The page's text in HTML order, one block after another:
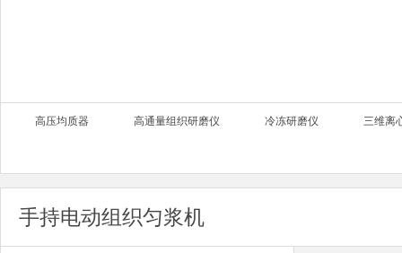
高压均质器 高通量组织研磨仪 冷冻研磨仪 三维离
手持电动组织匀浆机